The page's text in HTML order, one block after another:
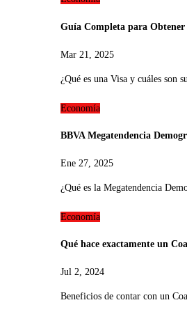
Guía Completa para
Mar 21, 2025
¿Qué es una Visa y cuáles
Economía
BBVA Megatendencia
Ene 27, 2025
¿Qué es la Megatendencia
Economía
Qué hace exactamente un
Jul 2, 2024
Beneficios de contar con un